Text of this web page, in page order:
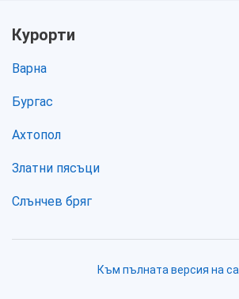
Курорти
Варна
Бургас
Ахтопол
Златни пясъци
Слънчев бряг
Към пълната версия на